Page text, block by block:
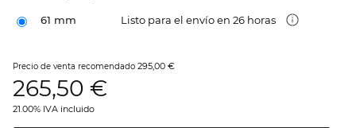
61 mm Listo para el envío en 26 horas
Precio de venta recomendado 295,00 €
265,50 €
21.00% IVA incluido